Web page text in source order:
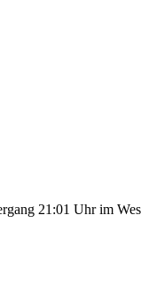
21:01 Uhr im